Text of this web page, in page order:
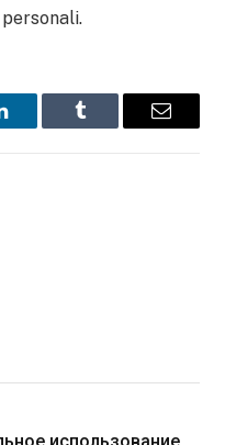
Tumblr Email
использование